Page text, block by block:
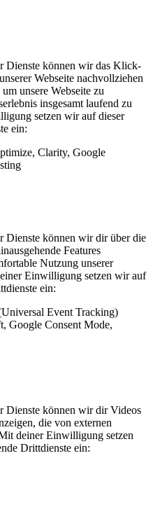
Dienste können wir das Klick-
Webseite nachvollziehen
unsere Webseite zu
insgesamt laufend zu
setzen wir auf dieser
ein:
Clarity, Google
Dienste können wir dir über die
Features
Nutzung unserer
Einwilligung setzen wir auf
ein:
Event Tracking)
Google Consent Mode,
Dienste können wir dir Videos
die von externen
deiner Einwilligung setzen
Drittdienste ein: